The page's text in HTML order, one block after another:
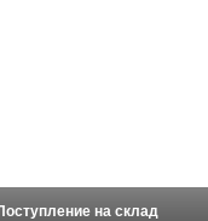
на склад